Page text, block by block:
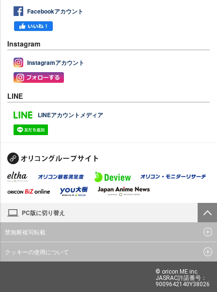
Facebookアカウント
Instagram
Instagramアカウント
LINE
LINEアカウントメディア
PC版に切り替え
禁無断複写転載
クッキーの使用について
© oricon ME inc.
JASRAC許諾番号：
9009642140Y38026